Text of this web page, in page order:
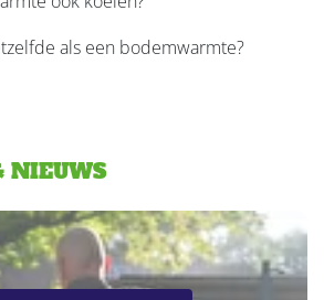
als een bodemwarmte?
NIEUWS